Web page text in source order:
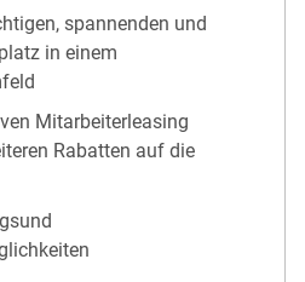
spannenden und
in einem
Mitarbeiterleasing
Rabatten auf die